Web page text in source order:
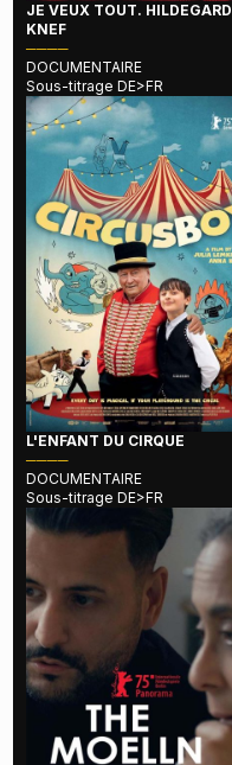
JE VEUX TOUT. HILDEGARD
KNEF
────
DOCUMENTAIRE
Sous-titrage DE>FR
L'ENFANT DU CIRQUE
────
DOCUMENTAIRE
Sous-titrage DE>FR